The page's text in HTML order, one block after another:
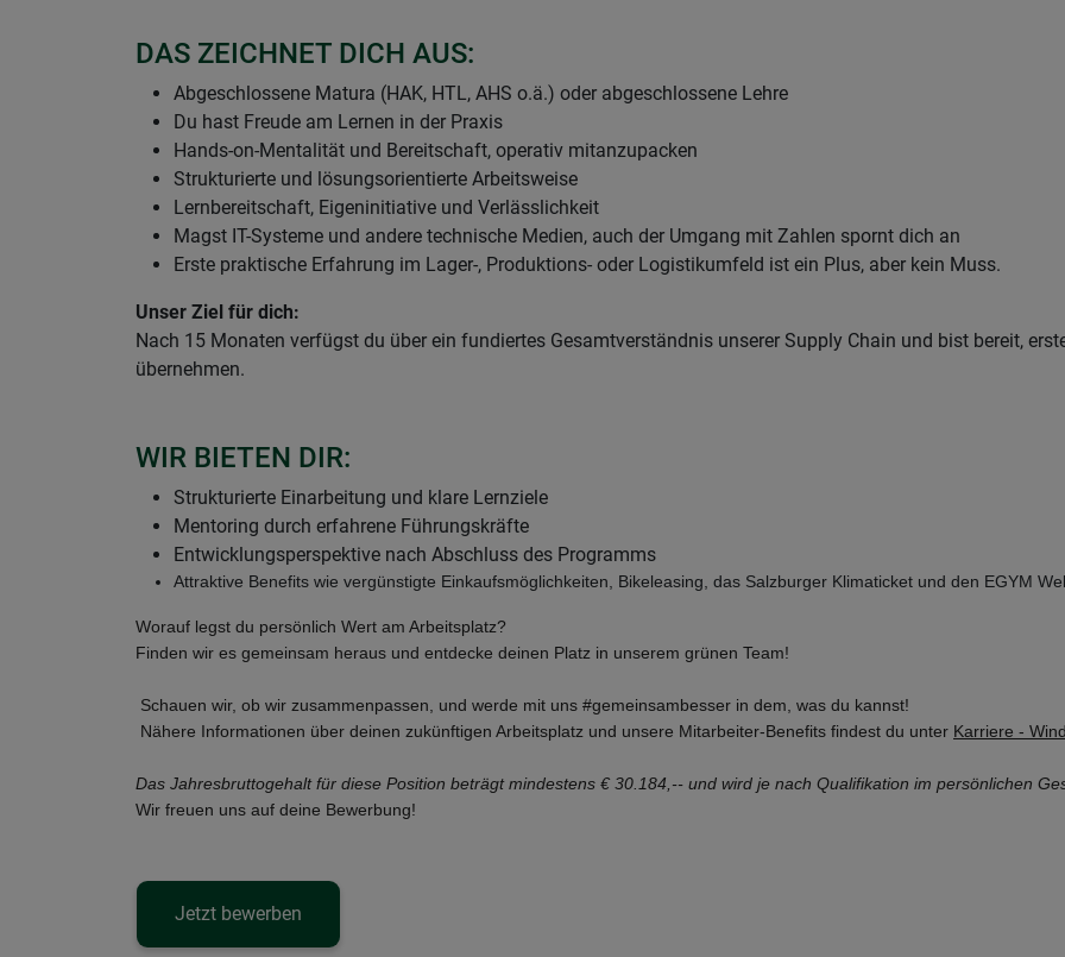
DAS ZEICHNET DICH AUS:
Abgeschlossene Matura (HAK, HTL, AHS o.ä.) oder abgeschlossene Lehre
Du hast Freude am Lernen in der Praxis
Hands-on-Mentalität und Bereitschaft, operativ mitanzupacken
Strukturierte und lösungsorientierte Arbeitsweise
Lernbereitschaft, Eigeninitiative und Verlässlichkeit
Magst IT-Systeme und andere technische Medien, auch der Umgang mit Zahlen spornt dich an
Erste praktische Erfahrung im Lager-, Produktions- oder Logistikumfeld ist ein Plus, aber kein Muss.
Unser Ziel für dich:
Nach 15 Monaten verfügst du über ein fundiertes Gesamtverständnis unserer Supply Chain und bist bereit,
übernehmen.
WIR BIETEN DIR:
Strukturierte Einarbeitung und klare Lernziele
Mentoring durch erfahrene Führungskräfte
Entwicklungsperspektive nach Abschluss des Programms
Attraktive Benefits wie vergünstigte Einkaufsmöglichkeiten, Bikeleasing, das Salzburger Klimaticket und den EGYM
Worauf legst du persönlich Wert am Arbeitsplatz?
Finden wir es gemeinsam heraus und entdecke deinen Platz in unserem grünen Team!
Schauen wir, ob wir zusammenpassen, und werde mit uns #gemeinsambesser in dem, was du kannst!
Nähere Informationen über deinen zukünftigen Arbeitsplatz und unsere Mitarbeiter-Benefits findest du unter Karriere -
Das Jahresbruttogehalt für diese Position beträgt mindestens € 30.184,-- und wird je nach Qualifikation im persönlichen
Wir freuen uns auf deine Bewerbung!
Jetzt bewerben